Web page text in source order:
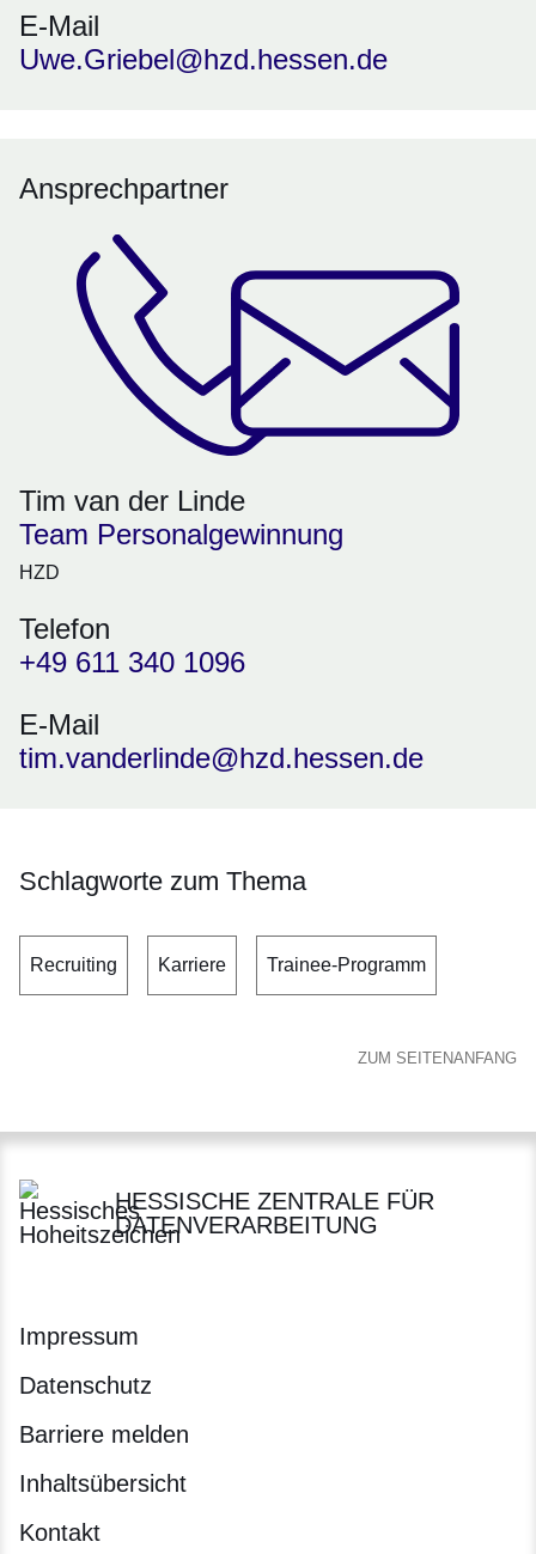
E-Mail
Uwe.Griebel@hzd.hessen.de
Ansprechpartner
Tim van der Linde
Team Personalgewinnung
HZD
Telefon
+49 611 340 1096
E-Mail
tim.vanderlinde@hzd.hessen.de
Schlagworte zum Thema
Recruiting Karriere Trainee-Programm
ZUM SEITENANFANG
HESSISCHE ZENTRALE FÜR
DATENVERARBEITUNG
Impressum
Datenschutz
Barriere melden
Inhaltsübersicht
Kontakt